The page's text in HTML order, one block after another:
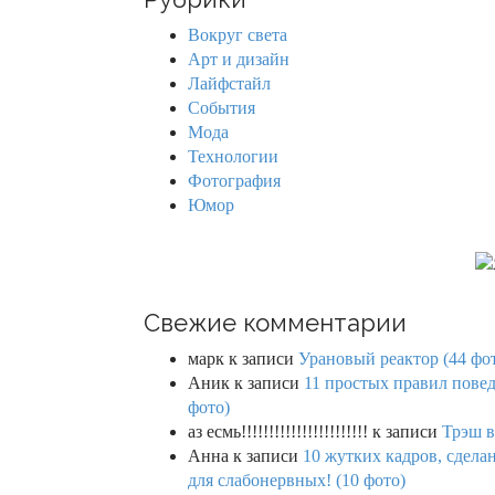
Вокруг света
Арт и дизайн
Лайфстайл
События
Мода
Технологии
Фотография
Юмор
Свежие комментарии
марк к записи Урановый реактор (44
Аник к записи 11 простых правил
фото)
аз есмь!!!!!!!!!!!!!!!!!!!!!!! к записи Трэш в
Анна к записи 10 жутких кадров,
для слабонервных! (10 фото)